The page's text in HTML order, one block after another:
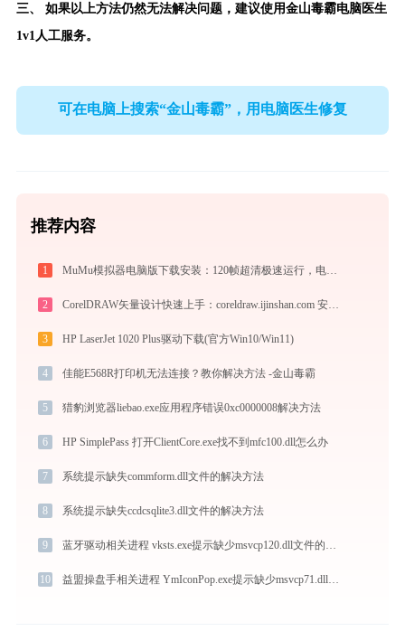
三、 如果以上方法仍然无法解决问题，建议使用金山毒霸电脑医生
1v1人工服务。
可在电脑上搜索“金山毒霸”，用电脑医生修复
推荐内容
1 MuMu模拟器电脑版下载安装：120帧超清极速运行，电脑玩手游的装机必备神器
2 CorelDRAW矢量设计快速上手：coreldraw.ijinshan.com 安全绿色安装与核心技巧
3 HP LaserJet 1020 Plus驱动下载(官方Win10/Win11)
4 佳能E568R打印机无法连接？教你解决方法 -金山毒霸
5 猎豹浏览器liebao.exe应用程序错误0xc0000008解决方法
6 HP SimplePass 打开ClientCore.exe找不到mfc100.dll怎么办
7 系统提示缺失commform.dll文件的解决方法
8 系统提示缺失ccdcsqlite3.dll文件的解决方法
9
10 益盟操盘手相关进程 YmIconPop.exe提示缺少msvcp71.dll文件的解决办法